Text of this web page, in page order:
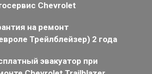
Chevrolet
на ремонт
Трейлблейзер) 2 года
эвакуатор при